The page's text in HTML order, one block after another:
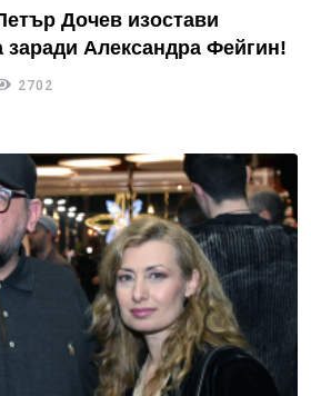
Дочев изостави
Александра Фейгин!
2702